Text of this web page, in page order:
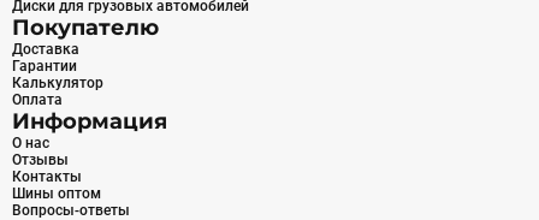
Диски для грузовых автомобилей
Покупателю
Доставка
Гарантии
Калькулятор
Оплата
Информация
О нас
Отзывы
Контакты
Шины оптом
Вопросы-ответы